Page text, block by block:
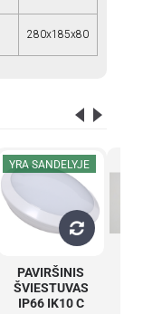
280x185x80
YRA SANDELYJE
PAVIRŠINIS
ŠVIESTUVAS
IP66 IK10 C